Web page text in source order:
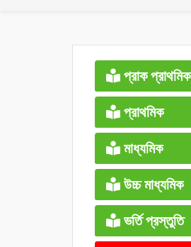
প্রাক প্রাথমিক
প্রাথমিক
মাধ্যমিক
উচ্চ মাধ্যমিক
ভর্তি প্রস্তুতি